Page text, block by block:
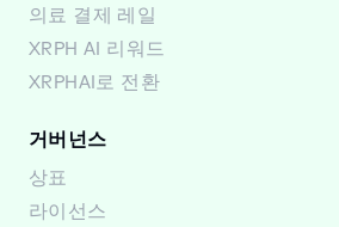
의료 결제 레일
XRPH AI 리워드
XRPHAI로 전환
거버넌스
상표
라이선스